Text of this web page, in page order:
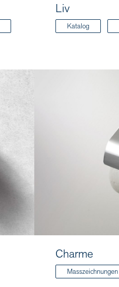
Liv
Katalog
Charme
Masszeichnungen